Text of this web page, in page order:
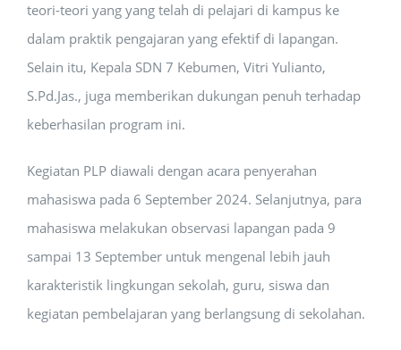
teori-teori yang yang telah di pelajari di kampus ke
dalam praktik pengajaran yang efektif di lapangan.
Selain itu, Kepala SDN 7 Kebumen, Vitri Yulianto,
S.Pd.Jas., juga memberikan dukungan penuh terhadap
keberhasilan program ini.
Kegiatan PLP diawali dengan acara penyerahan
mahasiswa pada 6 September 2024. Selanjutnya, para
mahasiswa melakukan observasi lapangan pada 9
sampai 13 September untuk mengenal lebih jauh
karakteristik lingkungan sekolah, guru, siswa dan
kegiatan pembelajaran yang berlangsung di sekolahan.